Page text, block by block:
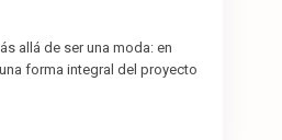
allá de ser una moda: en
forma integral del proyecto